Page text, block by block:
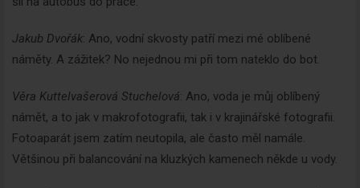
Jakub Dvořák: Ano, vodní skvosty patří mezi mé oblíbené
náměty. A zážitek? No nejednou mi při tom nateklo do bot.
Věra Kuttelvašerová Stuchelová: Ano, voda je můj oblíbený
námět, a to jak v makrofotografii, tak i v krajinářské fotografii.
Fotoaparát jsem zatím neutopila, ale často měl namále.
Většinou při balancování na kluzkých kamenech někde u vody.